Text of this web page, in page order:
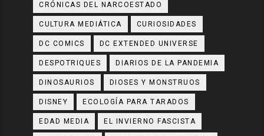
CRÓNICAS DEL NARCOESTADO
CULTURA MEDIÁTICA CURIOSIDADES
DC COMICS DC EXTENDED UNIVERSE
DESPOTRIQUES DIARIOS DE LA PANDEMIA
DINOSAURIOS DIOSES Y MONSTRUOS
DISNEY ECOLOGÍA PARA TARADOS
EDAD MEDIA EL INVIERNO FASCISTA